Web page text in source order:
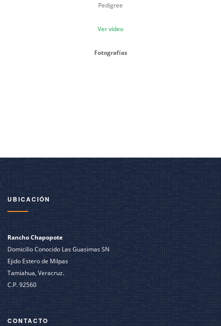
Pedigree
Ver vídeo
Fotografías
UBICACIÓN
Rancho Chapopote
Domicilio Conocido Las Guasimas SN
Ejido Estero de Milpas
Tamiahua, Veracruz.
C.P. 92560
CONTACTO